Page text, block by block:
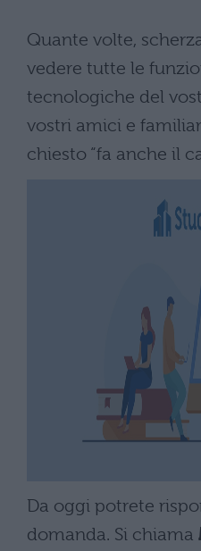
Quante volte,
vedere tutte le
tecnologiche del
vostri amici e
chiesto “fa anche il
Da oggi potrete
domanda. Si chiama